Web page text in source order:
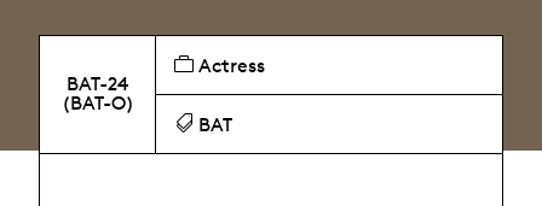
BAT-24
(BAT-O)
Actress
BAT